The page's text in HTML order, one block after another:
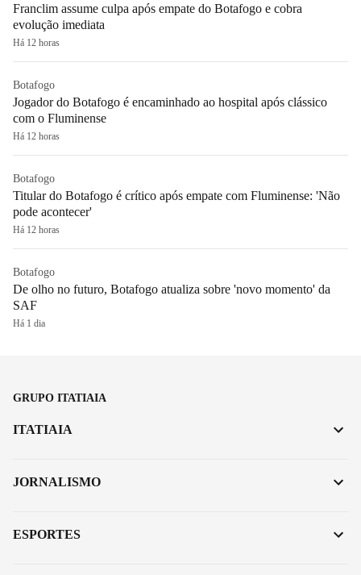
Franclim assume culpa após empate do Botafogo e cobra
evolução imediata
Há 12 horas
Botafogo
Jogador do Botafogo é encaminhado ao hospital após clássico
com o Fluminense
Há 12 horas
Botafogo
Titular do Botafogo é crítico após empate com Fluminense: 'Não
pode acontecer'
Há 12 horas
Botafogo
De olho no futuro, Botafogo atualiza sobre 'novo momento' da
SAF
Há 1 dia
GRUPO ITATIAIA
ITATIAIA
JORNALISMO
ESPORTES